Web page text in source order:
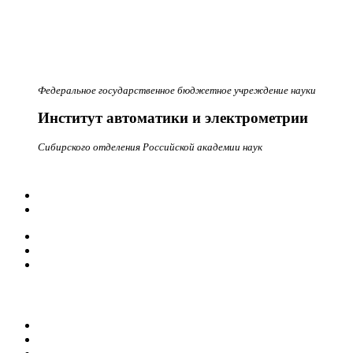
Федеральное государственное бюджетное учреждение науки
Институт автоматики и электрометрии
Сибирского отделения Российской академии наук